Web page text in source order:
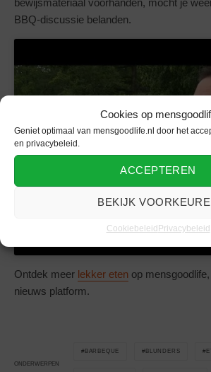
Cookies op
Geniet optimaal van mensgoodlife.nl door het
en privacybeleid.
ACCEPTEREN
BEKIJK
CookiebeleidPrivacybeleid
BBQ-discussie belanden.
Klik om marketing cookies te
en deze inhoud in te
Ontdek meer lekker eten op
nieuws platform.
ONDERWERPEN
BARBEQUE BLUNDERS